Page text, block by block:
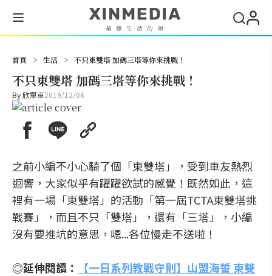
首頁 > 生活 > 不只東雙塔 加碼三塔等你來挑戰！
不只東雙塔 加碼三塔等你來挑戰！
By欣單車2019/12/06
之前小編不小心騎了個「東雙塔」，受到車友熱烈
迴響，大家似乎有躍躍欲試的感覺！既然如此，這
裡有一場「東雙塔」的活動「第一屆TCTA東雙塔挑
戰賽」，而且不只「雙塔」，還有「三塔」，小編
沒有要推坑的意思，嗯...各位慢走不送啦！
◎延伸閱讀：
【一日系列教戰守則】山盟海誓 東雙